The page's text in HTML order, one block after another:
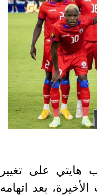
هايتي على تغيير
2026 في اللحظات الأخيرة، بعد اتهامه